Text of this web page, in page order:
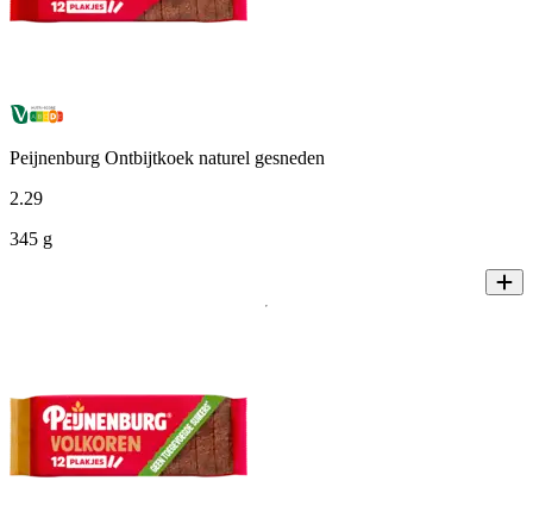
Peijnenburg Ontbijtkoek naturel gesneden
2.29
345 g